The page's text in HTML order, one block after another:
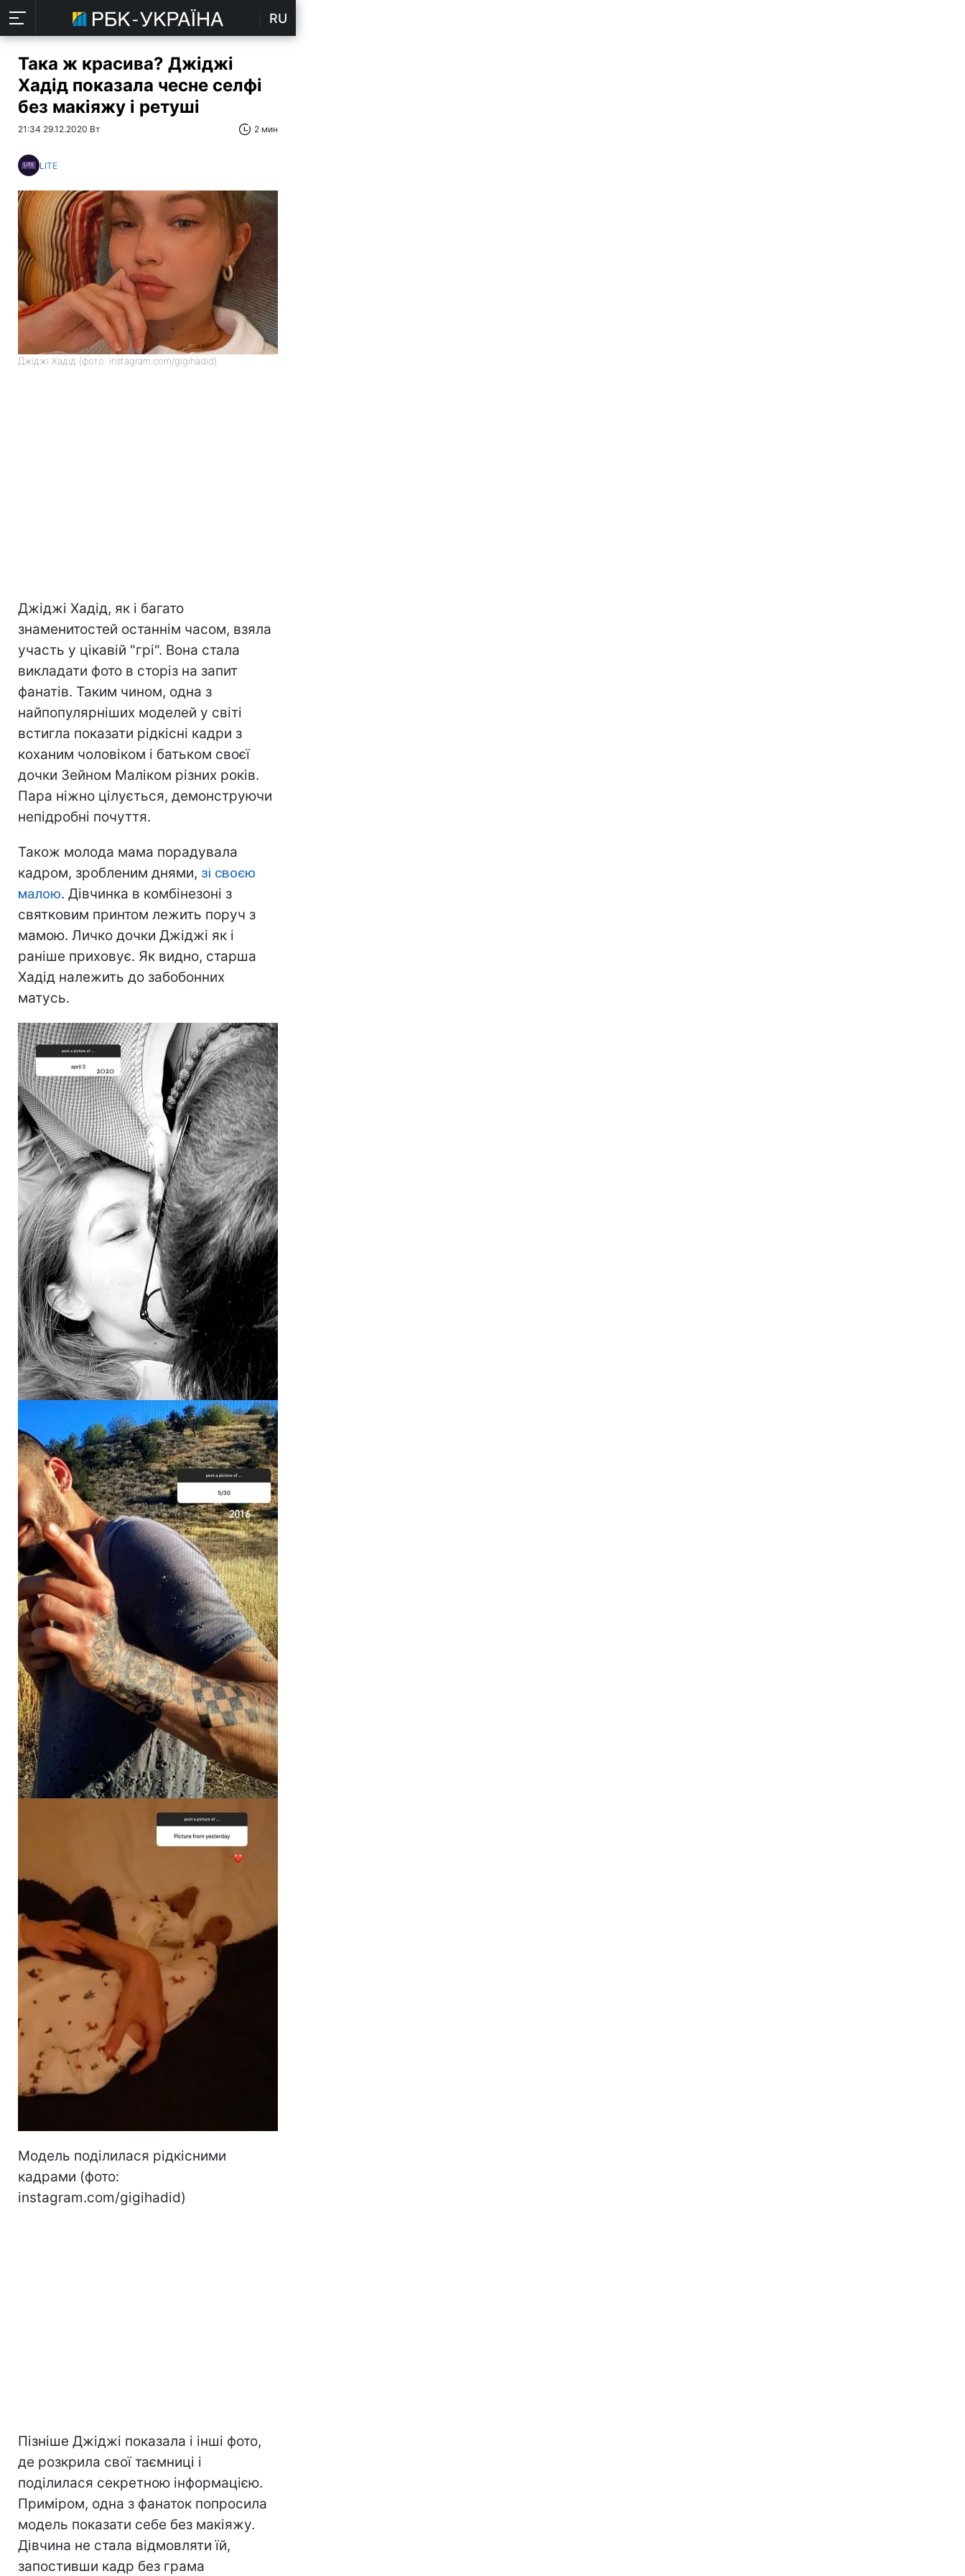
RU
Така ж красива? Джіджі
Хадід показала чесне селфі
без макіяжу і ретуші
21:34 29.12.2020 Вт 2 мин
LITE
Джіджі Хадід (фото: instagram.com/gigihadid)
Джіджі Хадід, як і багато
знаменитостей останнім часом, взяла
участь у цікавій "грі". Вона стала
викладати фото в сторіз на запит
фанатів. Таким чином, одна з
найпопулярніших моделей у світі
встигла показати рідкісні кадри з
коханим чоловіком і батьком своєї
дочки Зейном Маліком різних років.
Пара ніжно цілується, демонструючи
непідробні почуття.
Також молода мама порадувала
кадром, зробленим днями, зі своєю
малою. Дівчинка в комбінезоні з
святковим принтом лежить поруч з
мамою. Личко дочки Джіджі як і
раніше приховує. Як видно, старша
Хадід належить до забобонних
матусь.
Модель поділилася рідкісними
кадрами (фото:
instagram.com/gigihadid)
Пізніше Джіджі показала і інші фото,
де розкрила свої таємниці і
поділилася секретною інформацією.
Приміром, одна з фанаток попросила
модель показати себе без макіяжу.
Дівчина не стала відмовляти їй,
запостивши кадр без грама